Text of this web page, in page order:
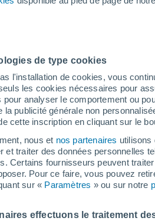
de type cookies
l'installation de cookies, vous
les cookies nécessaires pour
pour analyser le comportement ou
la publicité générale non
cette inscription en cliquant sur le
nous et nos partenaires utilisons
et traiter des données personnelles
Certains fournisseurs peuvent
Pour ce faire, vous pouvez
sur « Paramètres » ou sur notre
effectuons le traitement
Brest